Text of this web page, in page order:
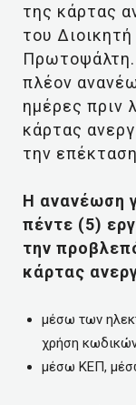
της κάρτας
του
Πρωτοψάλτη.
πλέον
ημέρες πριν
κάρτας
την
Η ανανέωση
πέντε (5)
την
κάρτας
μέσω των
χρήση
μέσω ΚΕΠ,